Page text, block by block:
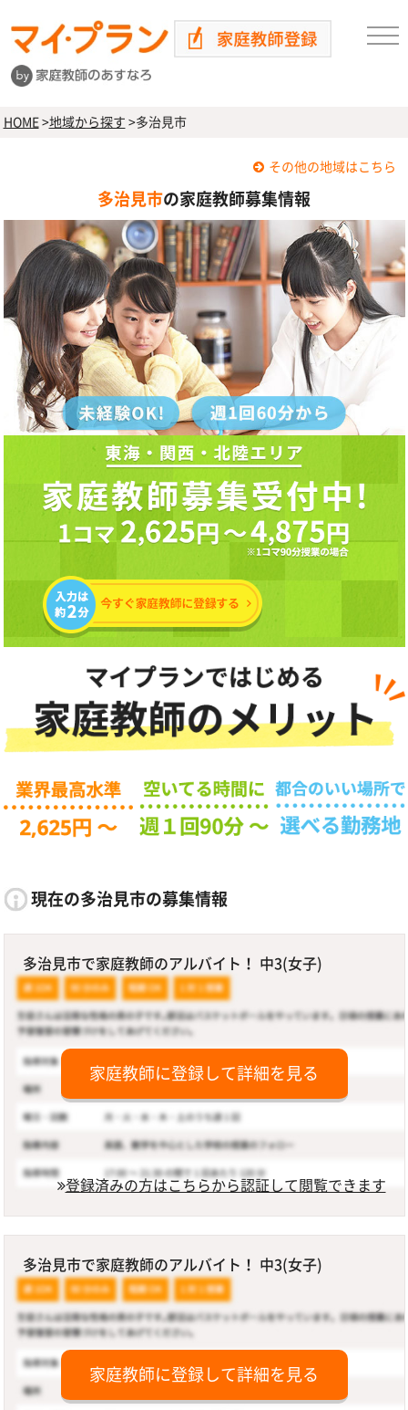
HOME>地域から探す >多治見市
その他の地域はこちら
多治見市の家庭教師募集情報
現在の多治見市の募集情報
多治見市で家庭教師のアルバイト！ 中3(女子)
家庭教師に登録して詳細を見る
登録済みの方はこちらから認証して閲覧できます
多治見市で家庭教師のアルバイト！ 中3(女子)
家庭教師に登録して詳細を見る